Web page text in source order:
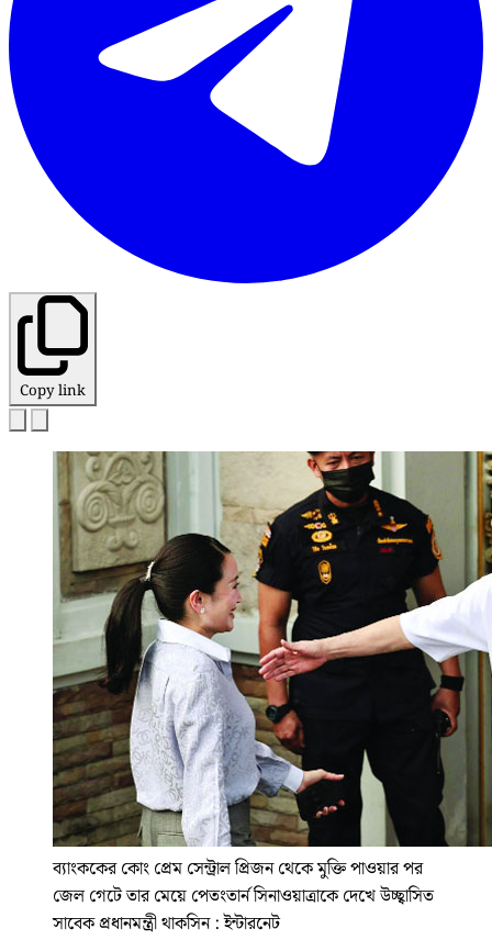
Copy link
ব্যাংককের কোং প্রেম সেন্ট্রাল প্রিজন থেকে মুক্তি পাওয়ার পর
জেল গেটে তার মেয়ে পেতংতার্ন সিনাওয়াত্রাকে দেখে উচ্ছ্বাসিত
সাবেক প্রধানমন্ত্রী থাকসিন : ইন্টারনেট